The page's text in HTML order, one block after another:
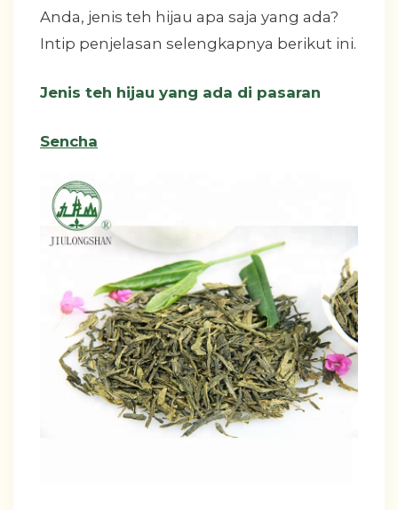
Anda, jenis teh hijau apa saja yang ada?
Intip penjelasan selengkapnya berikut ini.
Jenis teh hijau yang ada di pasaran
Sencha